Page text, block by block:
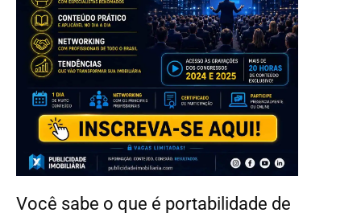
Você sabe o que é portabilidade de